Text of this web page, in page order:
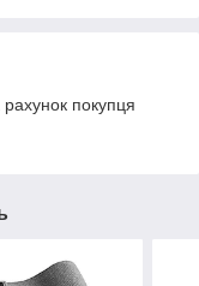
покупця